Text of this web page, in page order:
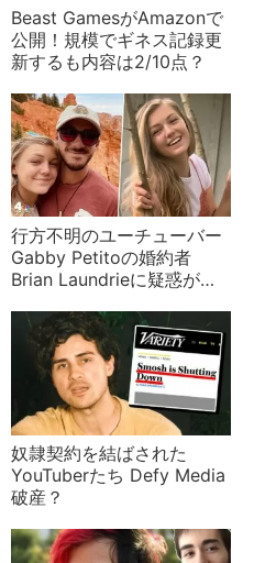
Beast GamesがAmazonで
公開！規模でギネス記録更
新するも内容は2/10点？
行方不明のユーチューバー
Gabby Petitoの婚約者
Brian Laundrieに疑惑が浮
奴隷契約を結ばされた
YouTuberたち Defy Media
破産？